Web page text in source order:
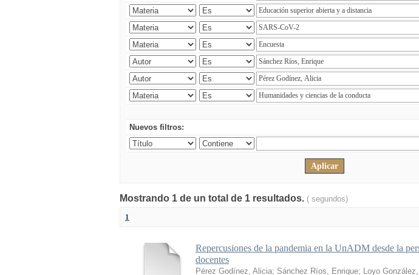
Nuevos filtros:
Mostrando 1 de un total de 1 resultados. ( segundos)
1
Repercusiones de la pandemia en la UnADM desde la
docentes
Pérez Godínez, Alicia; Sánchez Ríos, Enrique; Loyo